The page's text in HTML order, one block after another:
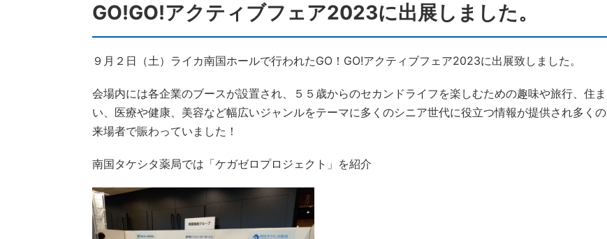
GO!GO!アクティブフェア2023に出展しました。
９月２日（土）ライカ南国ホールで行われたGO！GO!アクティブフェア2023に出展致しました。
会場内には各企業のブースが設置され、５５歳からのセカンドライフを楽しむための趣味や旅行、住ま
い、医療や健康、美容など幅広いジャンルをテーマに多くのシニア世代に役立つ情報が提供され多くの
来場者で賑わっていました！
南国タケシタ薬局では「ケガゼロプロジェクト」を紹介